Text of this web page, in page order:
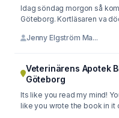
Idag söndag morgon så
Göteborg. Kortläsaren va
Jenny Elgström Ma...
Veterinärens Apotek
Göteborg
Its like you read my mind!
like you wrote the book in it